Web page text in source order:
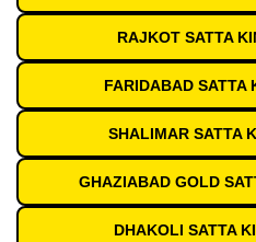
RAJKOT SATTA
FARIDABAD SATTA
SHALIMAR SATTA
GHAZIABAD GOLD
DHAKOLI SATTA